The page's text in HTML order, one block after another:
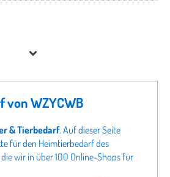
von WZYCWB
& Tierbedarf. Auf dieser Seite
für den Heimtierbedarf des
die wir in über 100 Online-Shops für